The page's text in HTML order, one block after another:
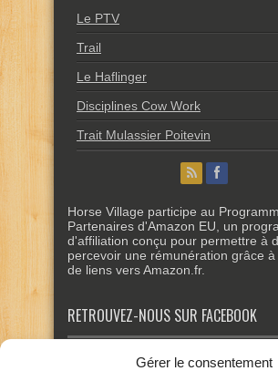
Gérer le consentement
Le PTV
Trail
Le Haflinger
Disciplines Cow Work
Trait Mulassier Poitevin
Horse Village participe au
Partenaires d'Amazon EU, un
d'affiliation conçu pour permettre à
percevoir une rémunération grâce
de liens vers Amazon.fr.
RETROUVEZ-NOUS SUR FACEBOOK